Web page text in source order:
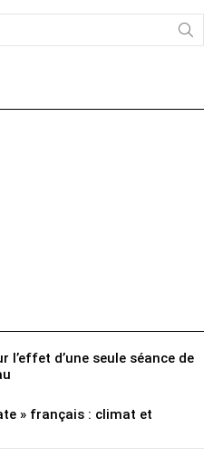
d’une seule séance de
» français : climat et